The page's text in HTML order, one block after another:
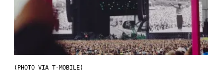
(PHOTO VIA T-MOBILE)